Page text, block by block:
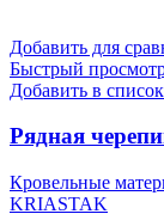
Добавить для
Быстрый
Добавить в
Рядная
Кровельные
KRIASTAK